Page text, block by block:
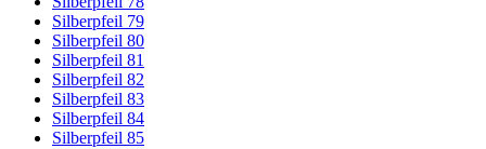
Silberpfeil 79
Silberpfeil 80
Silberpfeil 81
Silberpfeil 82
Silberpfeil 83
Silberpfeil 84
Silberpfeil 85